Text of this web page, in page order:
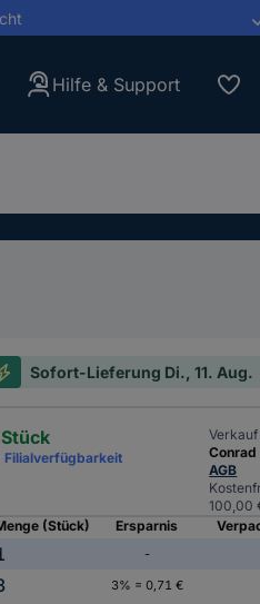
Hilfe & Support
Sofort-Lieferung Di., 11. Aug.
Filialverfügbarkeit
Conrad
AGB
100,00
(Stück)
Ersparnis
-
3% = 0,71 €